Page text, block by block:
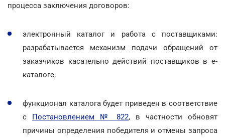
процесса заключения договоров:
электронный каталог и работа с поставщиками:
разрабатывается механизм подачи обращений от
заказчиков касательно действий поставщиков в е-
каталоге;
функционал каталога будет приведен в соответствие
с Постановлением № 822, в частности обновят
причины определения победителя и отмены запроса